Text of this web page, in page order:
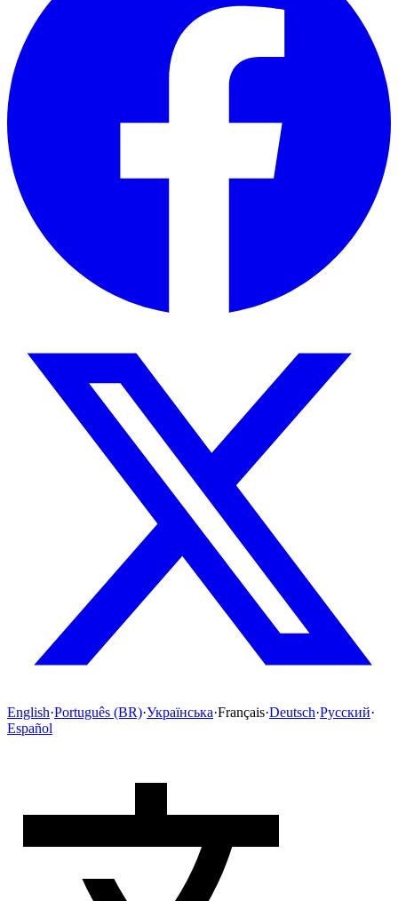
English·Português (BR)·Українська·Français·Deutsch·Русский·
Español